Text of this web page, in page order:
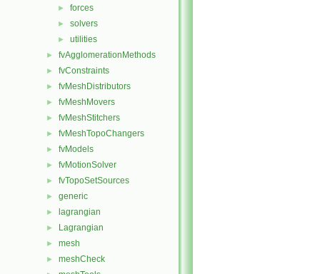
► forces
► solvers
► utilities
► fvAgglomerationMethods
► fvConstraints
► fvMeshDistributors
► fvMeshMovers
► fvMeshStitchers
► fvMeshTopoChangers
► fvModels
► fvMotionSolver
► fvTopoSetSources
► generic
► lagrangian
► Lagrangian
► mesh
► meshCheck